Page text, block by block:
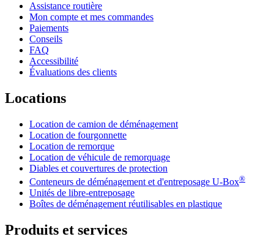
Assistance routière
Mon compte et mes commandes
Paiements
Conseils
FAQ
Accessibilité
Évaluations des clients
Locations
Location de camion de déménagement
Location de fourgonnette
Location de remorque
Location de véhicule de remorquage
Diables et couvertures de protection
Conteneurs de déménagement et d'entreposage U-Box®
Unités de libre-entreposage
Boîtes de déménagement réutilisables en plastique
Produits et services